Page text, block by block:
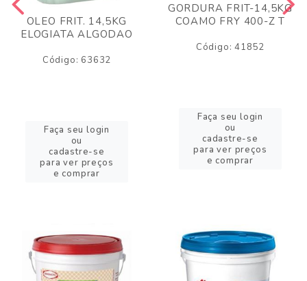
OLEO FRIT. 14,5KG
ELOGIATA ALGODAO
Código: 63632
Faça seu login
ou
cadastre-se
para ver preços
e comprar
GORDURA FRIT-14,5KG
COAMO FRY 400-Z T
Código: 41852
Faça seu login
ou
cadastre-se
para ver preços
e comprar